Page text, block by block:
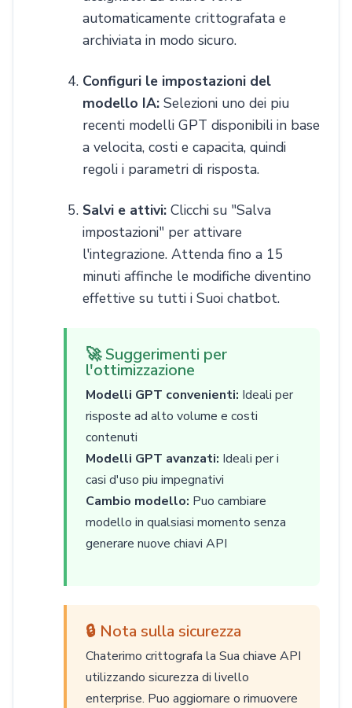
automaticamente crittografata e
archiviata in modo sicuro.
Configuri le impostazioni del
modello IA: Selezioni uno dei piu
recenti modelli GPT disponibili in base
a velocita, costi e capacita, quindi
regoli i parametri di risposta.
Salvi e attivi: Clicchi su "Salva
impostazioni" per attivare
l'integrazione. Attenda fino a 15
minuti affinche le modifiche diventino
effettive su tutti i Suoi chatbot.
🚀 Suggerimenti per
l'ottimizzazione
Modelli GPT convenienti: Ideali per
risposte ad alto volume e costi
contenuti
Modelli GPT avanzati: Ideali per i
casi d'uso piu impegnativi
Cambio modello: Puo cambiare
modello in qualsiasi momento senza
generare nuove chiavi API
🔒 Nota sulla sicurezza
Chaterimo crittografa la Sua chiave API
utilizzando sicurezza di livello
enterprise. Puo aggiornare o rimuovere